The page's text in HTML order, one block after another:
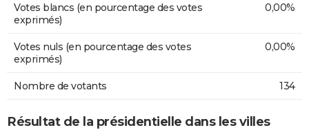
Votes blancs (en pourcentage des votes
exprimés)
0,00%
Votes nuls (en pourcentage des votes
exprimés)
0,00%
Nombre de votants 134
Résultat de la présidentielle dans les villes